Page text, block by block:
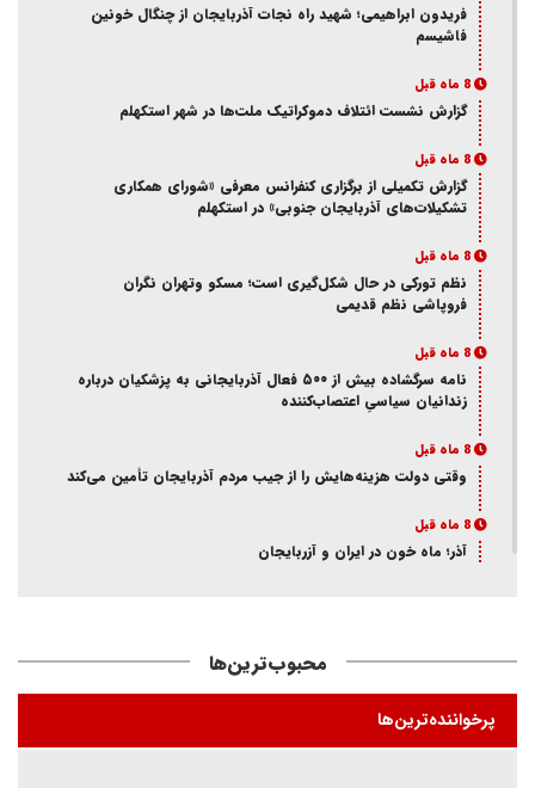
فریدون ابراهیمی؛ شهید راه نجات آذربایجان از چنگال خونین
فاشیسم
8 ماه قبل
گزارش نشست ائتلاف دموکراتیک ملت‌ها در شهر استکهلم
8 ماه قبل
گزارش تکمیلی از برگزاری کنفرانس معرفی «شورای همکاری
تشکیلات‌های آذربایجان جنوبی» در استکهلم
8 ماه قبل
نظم تورکی در حال شکل‌گیری است؛ مسکو وتهران نگران
فروپاشی نظم قدیمی
8 ماه قبل
نامه سرگشاده بیش از ۵۰۰ فعال آذربایجانی به پزشکیان درباره
زندانیان سیاسیِ اعتصاب‌کننده
8 ماه قبل
وقتی دولت هزینه‌هایش را از جیب مردم آذربایجان تأمین می‌کند
8 ماه قبل
آذر؛ ماه خون در ایران و آزربایجان
ممانعت وزارت اطلاعات از حضور یک فعال آذربایجانی در تئاتر
«کوراوغلو» تبریز
محبوب‌ترین‌ها
پرخواننده‌ترین‌ها